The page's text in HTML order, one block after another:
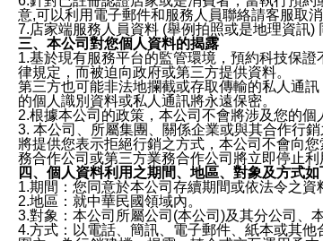
意,可以利用電子郵件和服務人員聯絡請客服取消
7.店家端服務人員資料 (舉例拍照或是地理資訊
三、本公司對您個人資料的揭露
1.基於現有服務平台的監管環境，預約科技保
律規定，而被迫向政府或第三方提供資料。
第三方也可能非法地攔截或存取傳輸的私人通
的個人識別資料或私人通訊將永遠保密。
2.根據本公司的政策，本公司不會將涉及您的個
3. 本公司、所屬集團、關係企業或與其合作行
將提供您表示拒絕行銷之方式，本公司不會向
務合作公司或第三方業務合作公司將立即停止利
四、個人資料利用之期間、地區、對象及方式如
1.期間：您同意於本公司存續期間或依法令之
2.地區：就中華民國領域內。
3.對象：本公司所屬公司(本公司)及其分公司、
4.方式：以電話、簡訊、電子郵件、紙本或其